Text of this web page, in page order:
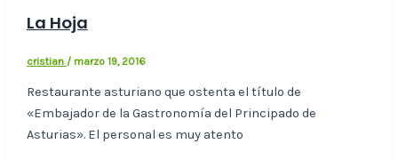
La Hoja
cristian / marzo 19, 2016
Restaurante asturiano que ostenta el título de
«Embajador de la Gastronomía del Principado de
Asturias». El personal es muy atento